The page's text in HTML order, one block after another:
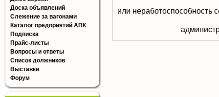
Доска объявлений
Слежение за вагонами
Каталог предприятий АПК
Подписка
Прайс-листы
Вопросы и ответы
Список должников
Выставки
Форум
или неработоспособность